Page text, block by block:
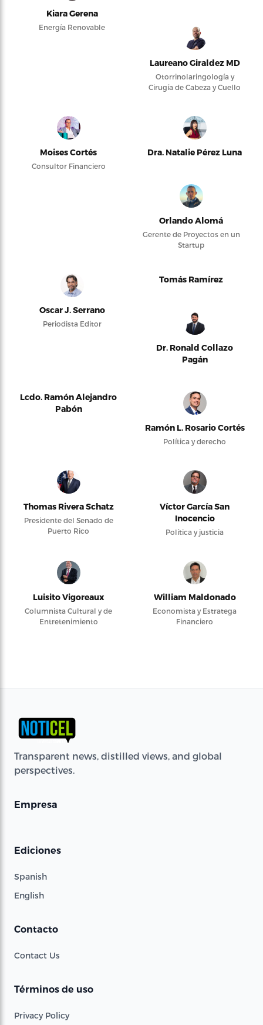
Kiara Gerena
Energía Renovable
Laureano Giraldez MD
Otorrinolaringología y
Cirugía de Cabeza y Cuello
Moises Cortés
Consultor Financiero
Dra. Natalie Pérez Luna
Orlando Alomá
Gerente de Proyectos en un
Startup
Oscar J. Serrano
Periodista Editor
Tomás Ramírez
Dr. Ronald Collazo
Pagán
Lcdo. Ramón Alejandro
Pabón
Ramón L. Rosario Cortés
Política y derecho
Thomas Rivera Schatz
Presidente del Senado de
Puerto Rico
Víctor García San
Inocencio
Política y justicia
Luisito Vigoreaux
Columnista Cultural y de
Entretenimiento
William Maldonado
Economista y Estratega
Financiero
Transparent news, distilled views, and global
perspectives.
Empresa
Ediciones
Spanish
English
Contacto
Contact Us
Términos de uso
Privacy Policy